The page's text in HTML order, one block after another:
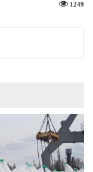
1249